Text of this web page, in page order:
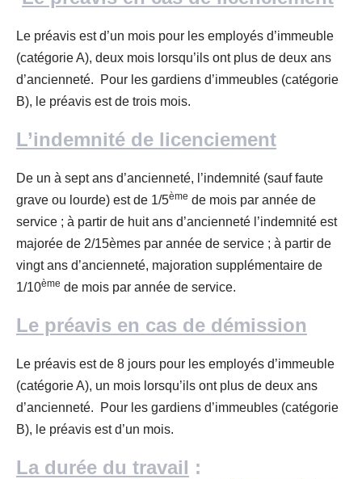
Le préavis est d’un mois pour les employés d’immeuble
(catégorie A), deux mois lorsqu’ils ont plus de deux ans
d’ancienneté. Pour les gardiens d’immeubles (catégorie
B), le préavis est de trois mois.
L’indemnité de licenciement
De un à sept ans d’ancienneté, l’indemnité (sauf faute
grave ou lourde) est de 1/5ème de mois par année de
service ; à partir de huit ans d’ancienneté l’indemnité est
majorée de 2/15èmes par année de service ; à partir de
vingt ans d’ancienneté, majoration supplémentaire de
1/10ème de mois par année de service.
Le préavis en cas de démission
Le préavis est de 8 jours pour les employés d’immeuble
(catégorie A), un mois lorsqu’ils ont plus de deux ans
d’ancienneté. Pour les gardiens d’immeubles (catégorie
B), le préavis est d’un mois.
La durée du travail :